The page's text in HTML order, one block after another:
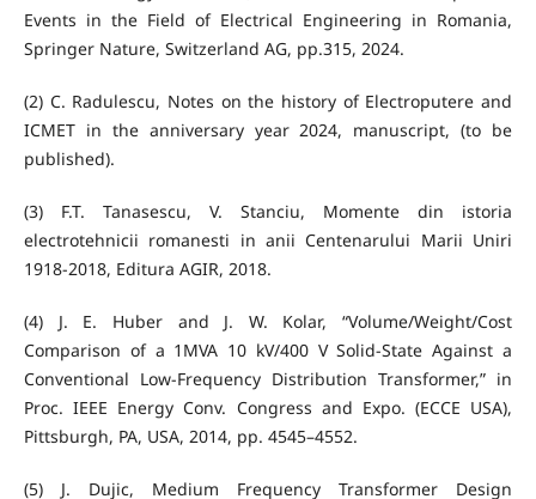
Events in the Field of Electrical Engineering in Romania,
Springer Nature, Switzerland AG, pp.315, 2024.
(2) C. Radulescu, Notes on the history of Electroputere and
ICMET in the anniversary year 2024, manuscript, (to be
published).
(3) F.T. Tanasescu, V. Stanciu, Momente din istoria
electrotehnicii romanesti in anii Centenarului Marii Uniri
1918-2018, Editura AGIR, 2018.
(4) J. E. Huber and J. W. Kolar, “Volume/Weight/Cost
Comparison of a 1MVA 10 kV/400 V Solid-State Against a
Conventional Low-Frequency Distribution Transformer,” in
Proc. IEEE Energy Conv. Congress and Expo. (ECCE USA),
Pittsburgh, PA, USA, 2014, pp. 4545–4552.
(5) J. Dujic, Medium Frequency Transformer Design